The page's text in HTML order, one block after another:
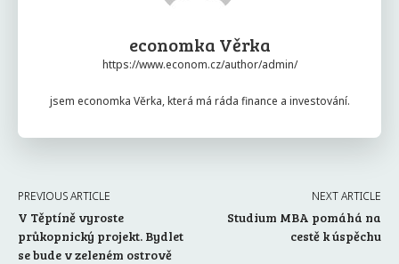
economka Věrka
https://www.econom.cz/author/admin/
jsem economka Věrka, která má ráda finance a investování.
PREVIOUS ARTICLE
V Těptíně vyroste
průkopnický projekt. Bydlet
se bude v zeleném ostrově
NEXT ARTICLE
Studium MBA pomáhá na
cestě k úspěchu